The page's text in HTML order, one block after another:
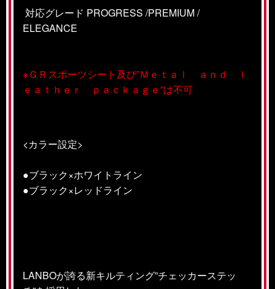
対応グレード PROGRESS /PREMIUM /
ELEGANCE
※ＧＲスポーツシート及び”Ｍｅｔａｌ ａｎｄ ｌ
ｅａｔｈｅｒ ｐａｃｋａｇｅ”は不可
<カラー設定>
●ブラック×ホワイトライン
●ブラック×レッドライン
LANBOが誇る新キルティング”チェッカーステッ